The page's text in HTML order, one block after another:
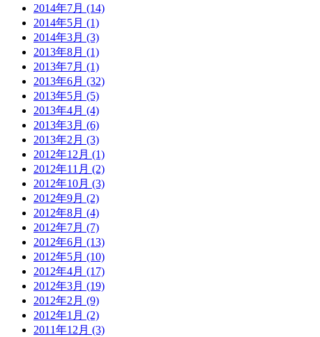
2014年7月 (14)
2014年5月 (1)
2014年3月 (3)
2013年8月 (1)
2013年7月 (1)
2013年6月 (32)
2013年5月 (5)
2013年4月 (4)
2013年3月 (6)
2013年2月 (3)
2012年12月 (1)
2012年11月 (2)
2012年10月 (3)
2012年9月 (2)
2012年8月 (4)
2012年7月 (7)
2012年6月 (13)
2012年5月 (10)
2012年4月 (17)
2012年3月 (19)
2012年2月 (9)
2012年1月 (2)
2011年12月 (3)